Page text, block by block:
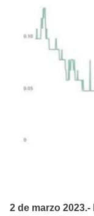
2 de marzo 2023.-